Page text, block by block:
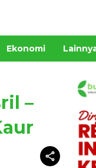
Ekonomi
–